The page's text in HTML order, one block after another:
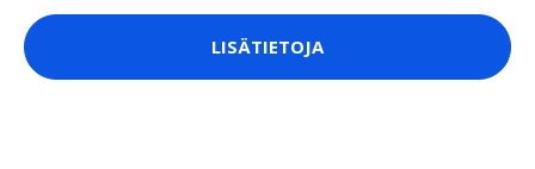
LISÄTIETOJA